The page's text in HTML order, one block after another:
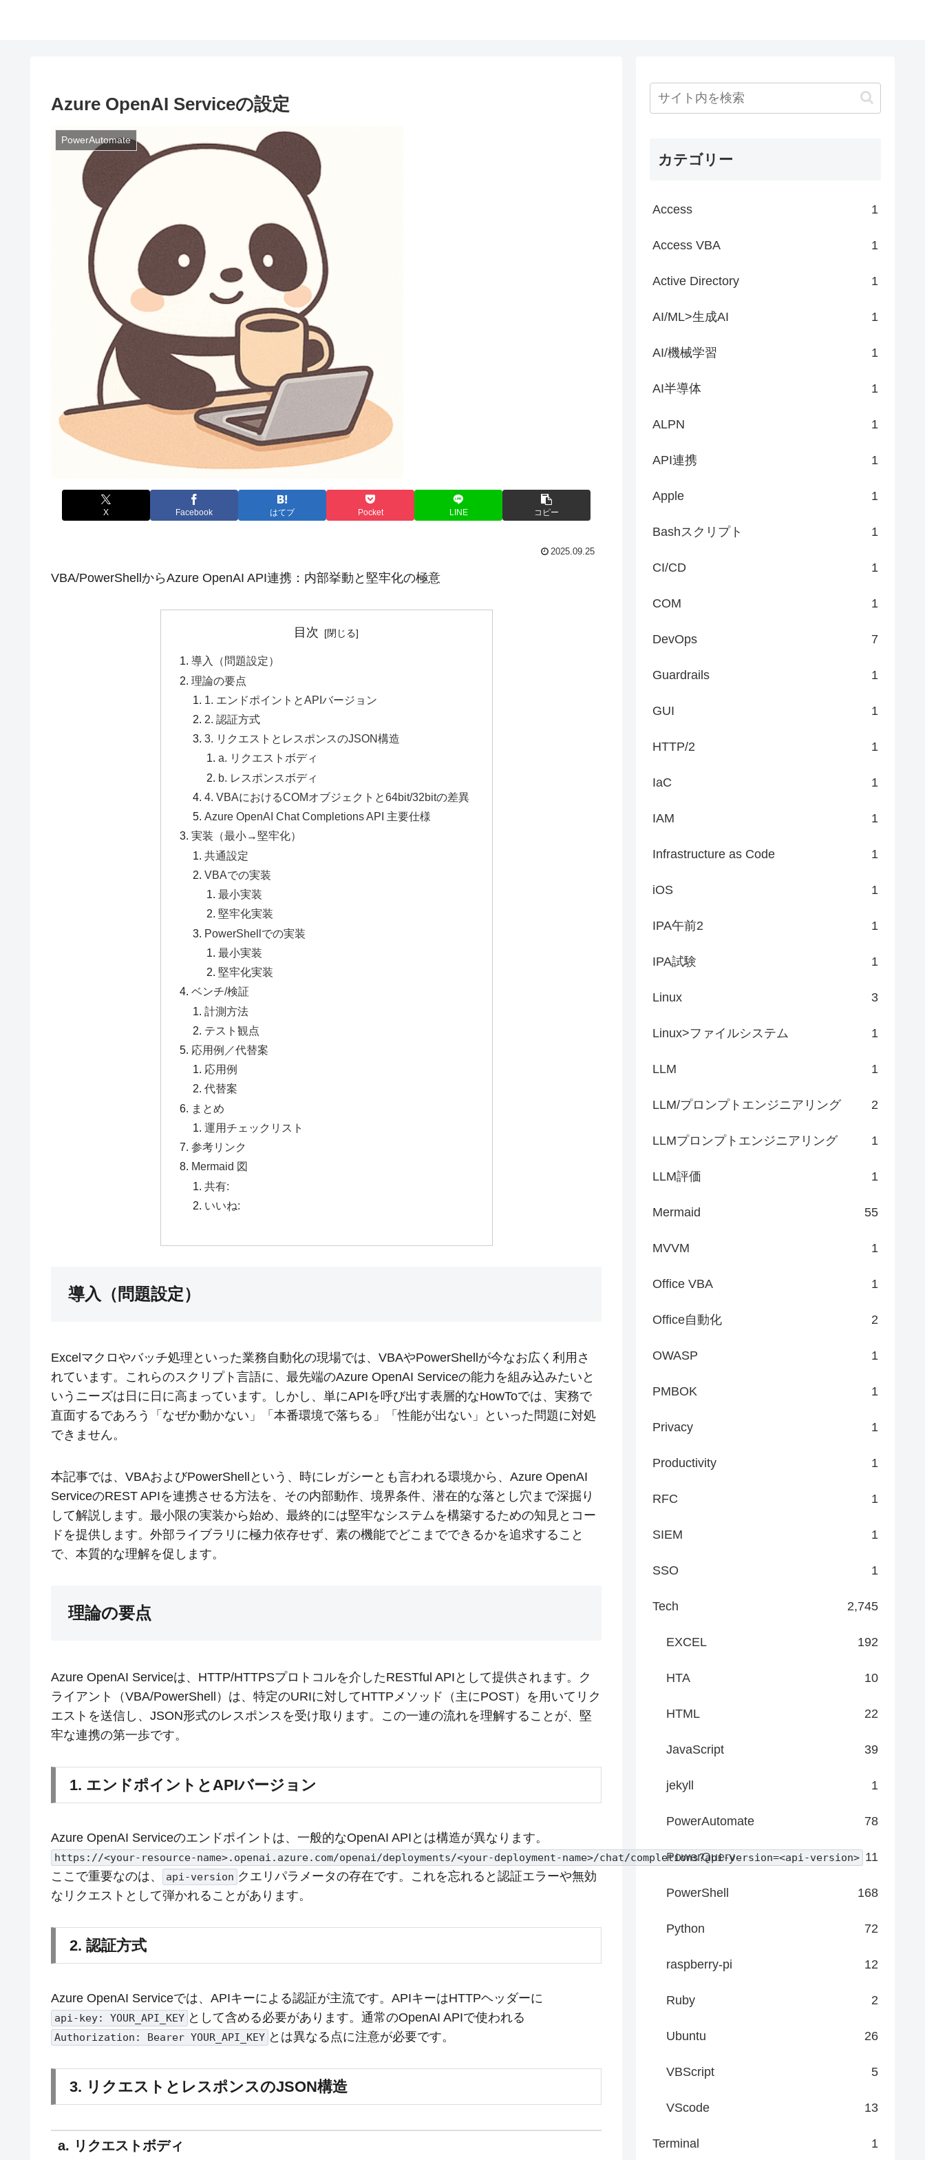
Azure OpenAI Serviceの設定
PowerAutomate
X Facebook はてブ Pocket LINE コピー
2025.09.25
VBA/PowerShellからAzure OpenAI API連携：内部挙動と堅牢化の極意
目次
導入（問題設定）
理論の要点
1. エンドポイントとAPIバージョン
2. 認証方式
3. リクエストとレスポンスのJSON構造
a. リクエストボディ
b. レスポンスボディ
4. VBAにおけるCOMオブジェクトと64bit/32bitの差異
Azure OpenAI Chat Completions API 主要仕様
実装（最小→堅牢化）
共通設定
VBAでの実装
最小実装
堅牢化実装
PowerShellでの実装
最小実装
堅牢化実装
ベンチ/検証
計測方法
テスト観点
応用例／代替案
応用例
代替案
まとめ
運用チェックリスト
参考リンク
Mermaid 図
共有:
いいね:
導入（問題設定）
Excelマクロやバッチ処理といった業務自動化の現場では、VBAやPowerShellが今なお広く利用さ
れています。これらのスクリプト言語に、最先端のAzure OpenAI Serviceの能力を組み込みたいと
いうニーズは日に日に高まっています。しかし、単にAPIを呼び出す表層的なHowToでは、実務で
直面するであろう「なぜか動かない」「本番環境で落ちる」「性能が出ない」といった問題に対処
できません。
本記事では、VBAおよびPowerShellという、時にレガシーとも言われる環境から、Azure OpenAI
ServiceのREST APIを連携させる方法を、その内部動作、境界条件、潜在的な落とし穴まで深掘り
して解説します。最小限の実装から始め、最終的には堅牢なシステムを構築するための知見とコー
ドを提供します。外部ライブラリに極力依存せず、素の機能でどこまでできるかを追求すること
で、本質的な理解を促します。
理論の要点
Azure OpenAI Serviceは、HTTP/HTTPSプロトコルを介したRESTful APIとして提供されます。ク
ライアント（VBA/PowerShell）は、特定のURIに対してHTTPメソッド（主にPOST）を用いてリク
エストを送信し、JSON形式のレスポンスを受け取ります。この一連の流れを理解することが、堅
牢な連携の第一歩です。
1. エンドポイントとAPIバージョン
Azure OpenAI Serviceのエンドポイントは、一般的なOpenAI APIとは構造が異なります。
https://<your-resource-name>.openai.azure.com/openai/deployments/<your-deployment-name>/chat/completions?api-version=<api-version>
ここで重要なのは、 api-version クエリパラメータの存在です。これを忘れると認証エラーや無効
なリクエストとして弾かれることがあります。
2. 認証方式
Azure OpenAI Serviceでは、APIキーによる認証が主流です。APIキーはHTTPヘッダーに
api-key: YOUR_API_KEY として含める必要があります。通常のOpenAI APIで使われる
Authorization: Bearer YOUR_API_KEY とは異なる点に注意が必要です。
3. リクエストとレスポンスのJSON構造
a. リクエストボディ
カテゴリー
Access 1
Access VBA 1
Active Directory 1
AI/ML>生成AI 1
AI/機械学習 1
AI半導体 1
ALPN 1
API連携 1
Apple 1
Bashスクリプト 1
CI/CD 1
COM 1
DevOps 7
Guardrails 1
GUI 1
HTTP/2 1
IaC 1
IAM 1
Infrastructure as Code 1
iOS 1
IPA午前2 1
IPA試験 1
Linux 3
Linux>ファイルシステム 1
LLM 1
LLM/プロンプトエンジニアリング 2
LLMプロンプトエンジニアリング 1
LLM評価 1
Mermaid 55
MVVM 1
Office VBA 1
Office自動化 2
OWASP 1
PMBOK 1
Privacy 1
Productivity 1
RFC 1
SIEM 1
SSO 1
Tech 2,745
EXCEL 192
HTA 10
HTML 22
JavaScript 39
jekyll 1
PowerAutomate 78
PowerQuery 11
PowerShell 168
Python 72
raspberry-pi 12
Ruby 2
Ubuntu 26
VBScript 5
VScode 13
Terminal 1